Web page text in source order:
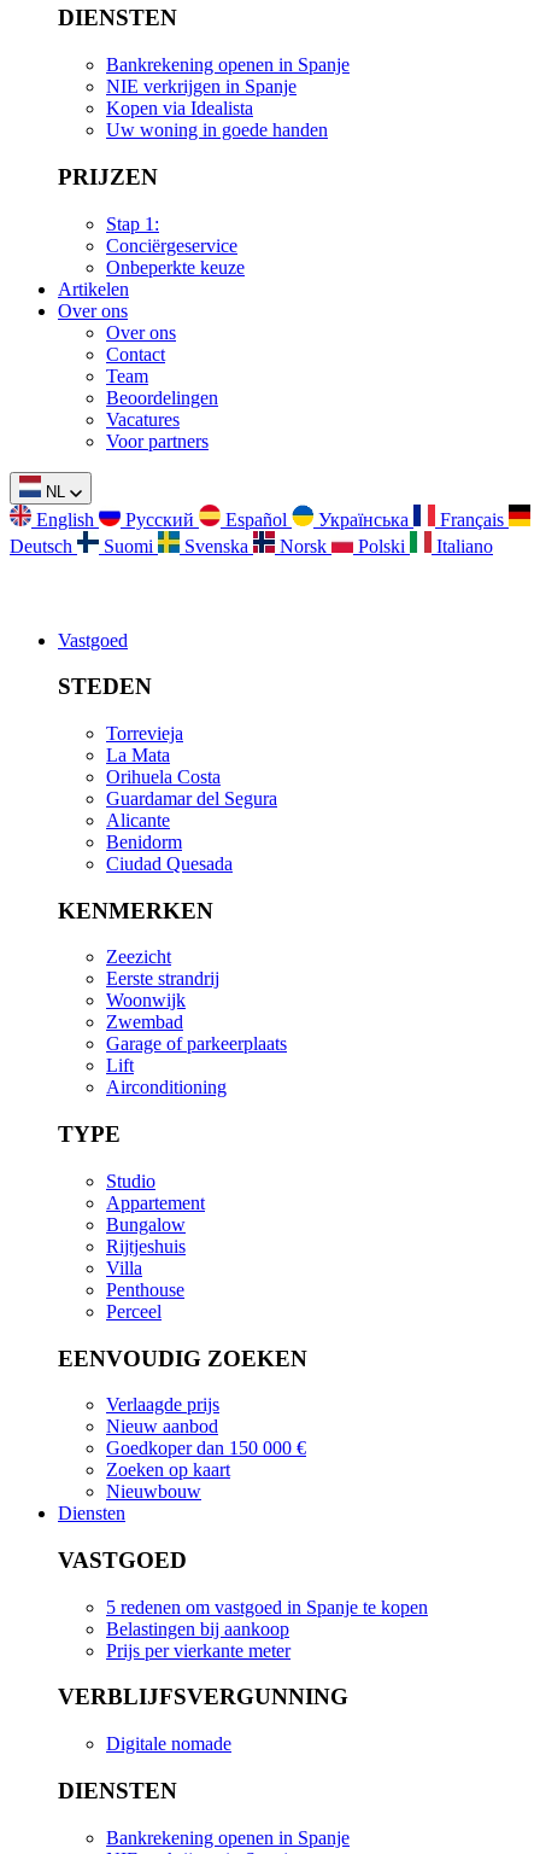
DIENSTEN
Bankrekening openen in Spanje
NIE verkrijgen in Spanje
Kopen via Idealista
Uw woning in goede handen
PRIJZEN
Stap 1:
Conciërgeservice
Onbeperkte keuze
Artikelen
Over ons
Over ons
Contact
Team
Beoordelingen
Vacatures
Voor partners
NL
English Русский Español Українська
Français
Deutsch
Suomi Svenska Norsk Polski Italiano
Vastgoed
STEDEN
Torrevieja
La Mata
Orihuela Costa
Guardamar del Segura
Alicante
Benidorm
Ciudad Quesada
KENMERKEN
Zeezicht
Eerste strandrij
Woonwijk
Zwembad
Garage of parkeerplaats
Lift
Airconditioning
TYPE
Studio
Appartement
Bungalow
Rijtjeshuis
Villa
Penthouse
Perceel
EENVOUDIG ZOEKEN
Verlaagde prijs
Nieuw aanbod
Goedkoper dan 150 000 €
Zoeken op kaart
Nieuwbouw
Diensten
VASTGOED
5 redenen om vastgoed in Spanje te kopen
Belastingen bij aankoop
Prijs per vierkante meter
VERBLIJFSVERGUNNING
Digitale nomade
DIENSTEN
Bankrekening openen in Spanje